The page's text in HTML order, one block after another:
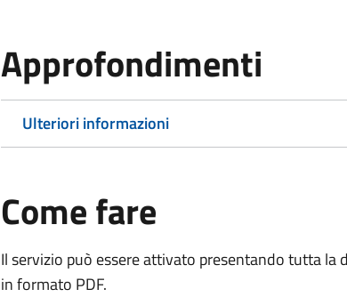
Approfondimenti
Ulteriori informazioni
Come fare
Il servizio può essere attivato presentando tutta
in formato PDF.